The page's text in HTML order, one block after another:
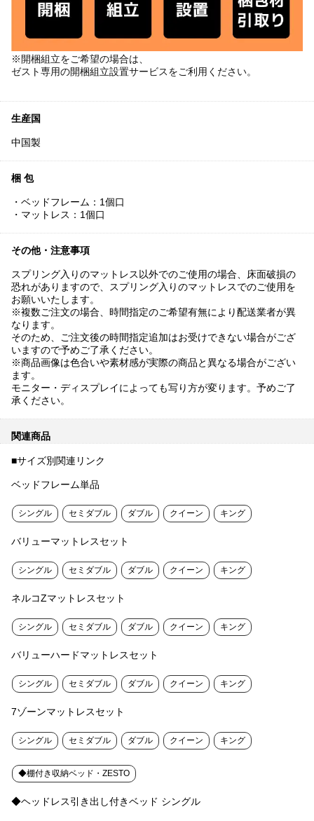
※開梱組立をご希望の場合は、
ゼスト専用の開梱組立設置サービスをご利用ください。
生産国
中国製
梱 包
・ベッドフレーム：1個口
・マットレス：1個口
その他・注意事項
スプリング入りのマットレス以外でのご使用の場合、床面破損の
恐れがありますので、スプリング入りのマットレスでのご使用を
お願いいたします。
※複数ご注文の場合、時間指定のご希望有無により配送業者が異
なります。
そのため、ご注文後の時間指定追加はお受けできない場合がござ
いますので予めご了承ください。
※商品画像は色合いや素材感が実際の商品と異なる場合がござい
ます。
モニター・ディスプレイによっても写り方が変ります。予めご了
承ください。
関連商品
■サイズ別関連リンク
ベッドフレーム単品
シングル セミダブル ダブル クイーン キング
バリューマットレスセット
シングル セミダブル ダブル クイーン キング
ネルコZマットレスセット
シングル セミダブル ダブル クイーン キング
バリューハードマットレスセット
シングル セミダブル ダブル クイーン キング
7ゾーンマットレスセット
シングル セミダブル ダブル クイーン キング
◆棚付き収納ベッド・ZESTO
◆ヘッドレス引き出し付きベッド シングル